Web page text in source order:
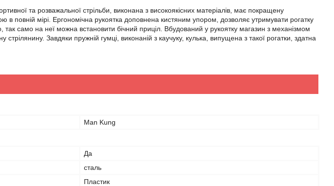
та розважальної стрільби, виконана з високоякісних матеріалів, має покращену
в повній мірі. Ергономічна рукоятка доповнена кистяним упором, дозволяє утримувати рогатку
так само на неї можна встановити бічний приціл. Вбудований у рукоятку магазин з механізмом
Завдяки пружній гумці, виконаній з каучуку, кулька, випущена з такої рогатки, здатна
Man Kung
Да
сталь
Пластик